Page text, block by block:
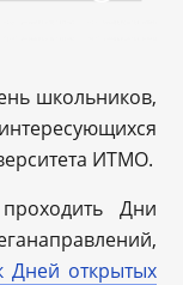
школьников,
ИТМО.
Дни
Дней открытых